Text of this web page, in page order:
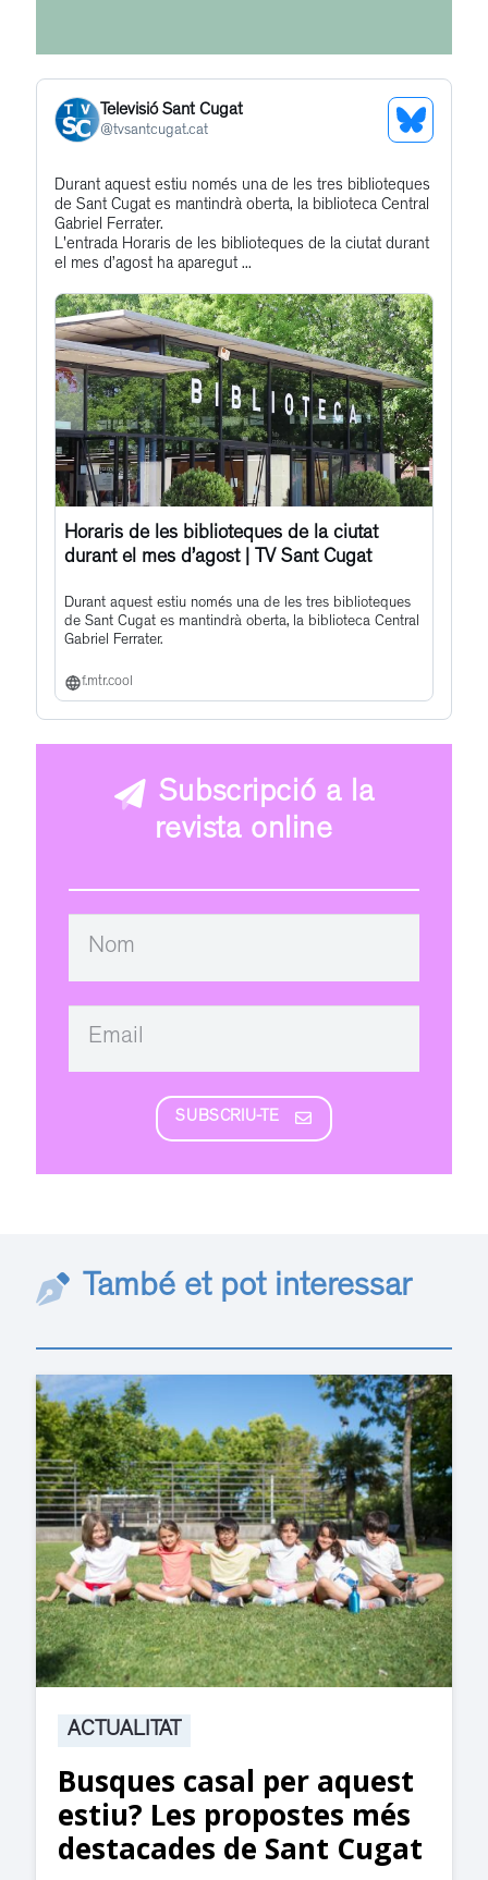
Televisió Sant Cugat
@tvsantcugat.cat
See
Profile
Get
to
this
Durant aquest estiu només una de les tres biblioteques
de Sant Cugat es mantindrà oberta, la biblioteca Central
Gabriel Ferrater.
L'entrada Horaris de les biblioteques de la ciutat durant
el mes d’agost ha aparegut ...
Horaris de les biblioteques de la ciutat
durant el mes d’agost | TV Sant Cugat
Durant aquest estiu només una de les tres biblioteques
de Sant Cugat es mantindrà oberta, la biblioteca Central
Gabriel Ferrater.
f.mtr.cool
Subscripció a la
revista online
SUBSCRIU-TE
També et pot interessar
ACTUALITAT
Suspesa l’activitat als
jutjats de Rubí fins
divendres per una fuita